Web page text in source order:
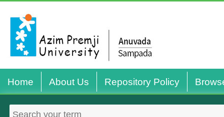
Home About Us Repository Policy